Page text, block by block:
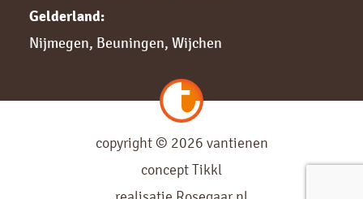
Gelderland:
Nijmegen, Beuningen, Wijchen
copyright © 2026 vantienen
conceptTikkl